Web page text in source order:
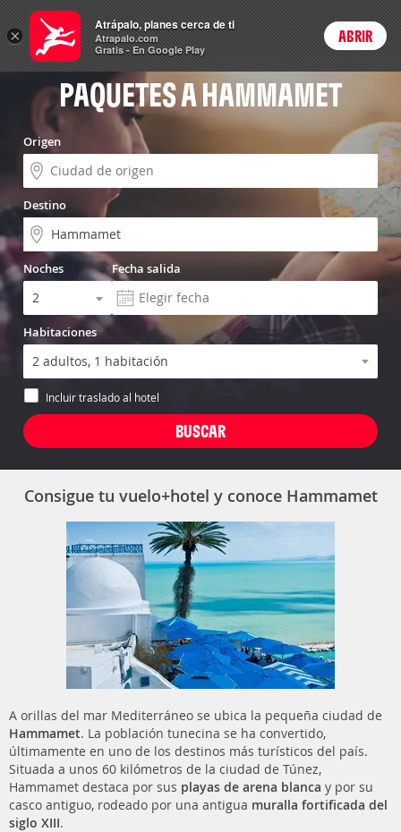
Vuelo+Hotel Login
PAQUETES A HAMMAMET
Origen
Destino
Noches Fecha salida
Habitaciones
Incluir traslado al hotel
Consigue tu vuelo+hotel y conoce Hammamet
A orillas del mar Mediterráneo se ubica la pequeña ciudad de
Hammamet. La población tunecina se ha convertido,
últimamente en uno de los destinos más turísticos del país.
Situada a unos 60 kilómetros de la ciudad de Túnez,
Hammamet destaca por sus playas de arena blanca y por su
casco antiguo, rodeado por una antigua muralla fortificada del
siglo XIII.
×
Atrápalo, planes cerca de ti
Atrapalo.com
Gratis - En Google Play
ABRIR